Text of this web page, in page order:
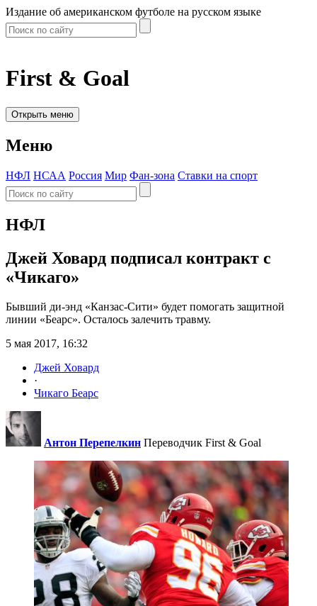
Издание об американском футболе на русском языке
First & Goal
Открыть меню
Меню
НФЛ НСАА Россия Мир Фан-зона Ставки на спорт
НФЛ
Джей Ховард подписал контракт с
«Чикаго»
Бывший ди-энд «Канзас-Сити» будет помогать защитной
линии «Беарс». Осталось залечить травму.
5 мая 2017, 16:32
Джей Ховард
·
Чикаго Беарс
Антон Перепелкин Переводчик First & Goal